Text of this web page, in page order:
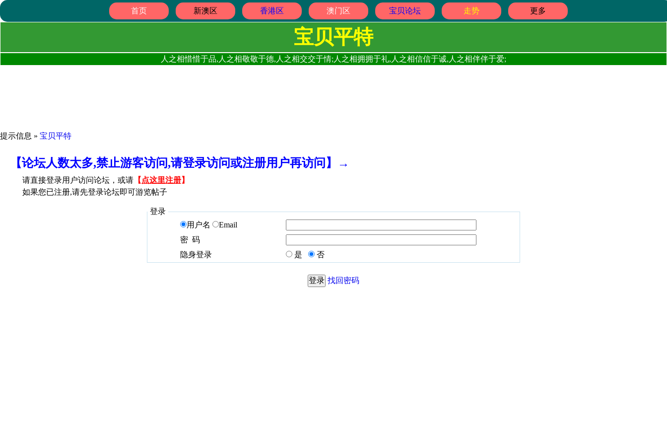
首页 新澳区 香港区 澳门区 宝贝论坛 走势 更多
宝贝平特
人之相惜惜于品,人之相敬敬于德,人之相交交于情;人之相拥拥于礼,人之相信信于诚,人之相伴伴于爱;
提示信息 » 宝贝平特
【论坛人数太多,禁止游客访问,请登录访问或注册用户再访问】→
请直接登录用户访问论坛，或请 【 点这里注册】
如果您已注册,请先登录论坛即可游览帖子
登录
用户名
Email
密 码
隐身登录
是 否
找回密码